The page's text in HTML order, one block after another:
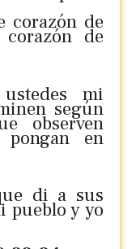
corazón de
de
mi
según
observen
en
di a sus
pueblo y yo